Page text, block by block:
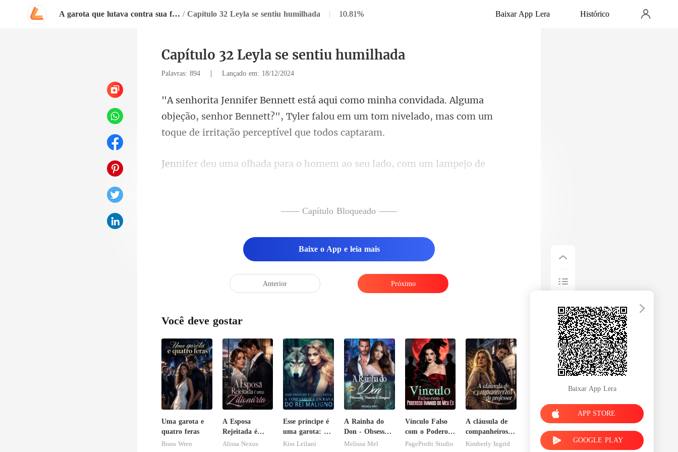
A garota que lutava contra sua família / Capítulo 32 Leyla se sentiu humilhada | 10.81% Baixar App Lera Histórico
Capítulo 32 Leyla se sentiu humilhada
Palavras: 894 | Lançado em: 18/12/2024
lguma
objeção, senhor Bennett?", Tyler falou em um tom nivelado
em ao seu lado, com um lampejo de
nt disparou com—— Capítulo Bloqueado ——
Baixe o App e leia mais
Anterior Próximo
Você deve gostar
Uma garota e
quatro feras
Brass Wren
A Esposa
Rejeitada é
uma Zilionária
Alissa Nexus
Esse príncipe é
uma garota: A
companheira
Kiss Leilani
A Rainha do
Don - Obsessão,
Paixão e
Melissa Mel
Vínculo Falso
com o Poderoso
Inimigo do Meu
PageProfit Studio
A cláusula de
companheiros
do professor
Kimberly Ingrid
Baixar App Lera
APP STORE
GOOGLE PLAY